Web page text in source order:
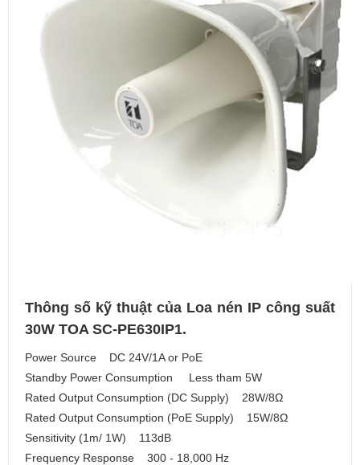
Thông số kỹ thuật của Loa nén IP công suất
30W TOA SC-PE630IP1.
Power Source DC 24V/1A or PoE
Standby Power Consumption Less tham 5W
Rated Output Consumption (DC Supply) 28W/8Ω
Rated Output Consumption (PoE Supply) 15W/8Ω
Sensitivity (1m/ 1W) 113dB
Frequency Response 300 - 18,000 Hz